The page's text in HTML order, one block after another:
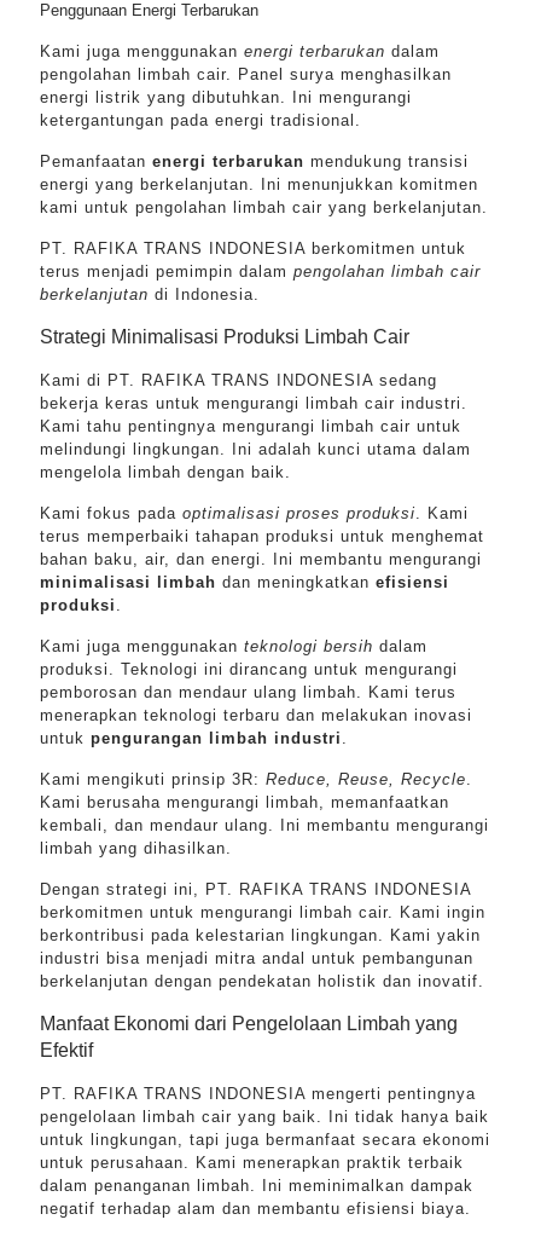
Penggunaan Energi Terbarukan
Kami juga menggunakan energi terbarukan dalam
pengolahan limbah cair. Panel surya menghasilkan
energi listrik yang dibutuhkan. Ini mengurangi
ketergantungan pada energi tradisional.
Pemanfaatan energi terbarukan mendukung transisi
energi yang berkelanjutan. Ini menunjukkan komitmen
kami untuk pengolahan limbah cair yang berkelanjutan.
PT. RAFIKA TRANS INDONESIA berkomitmen untuk
terus menjadi pemimpin dalam pengolahan limbah cair
berkelanjutan di Indonesia.
Strategi Minimalisasi Produksi Limbah Cair
Kami di PT. RAFIKA TRANS INDONESIA sedang
bekerja keras untuk mengurangi limbah cair industri.
Kami tahu pentingnya mengurangi limbah cair untuk
melindungi lingkungan. Ini adalah kunci utama dalam
mengelola limbah dengan baik.
Kami fokus pada optimalisasi proses produksi. Kami
terus memperbaiki tahapan produksi untuk menghemat
bahan baku, air, dan energi. Ini membantu mengurangi
minimalisasi limbah dan meningkatkan efisiensi
produksi .
Kami juga menggunakan teknologi bersih dalam
produksi. Teknologi ini dirancang untuk mengurangi
pemborosan dan mendaur ulang limbah. Kami terus
menerapkan teknologi terbaru dan melakukan inovasi
untuk pengurangan limbah industri .
Kami mengikuti prinsip 3R: Reduce, Reuse, Recycle.
Kami berusaha mengurangi limbah, memanfaatkan
kembali, dan mendaur ulang. Ini membantu mengurangi
limbah yang dihasilkan.
Dengan strategi ini, PT. RAFIKA TRANS INDONESIA
berkomitmen untuk mengurangi limbah cair. Kami ingin
berkontribusi pada kelestarian lingkungan. Kami yakin
industri bisa menjadi mitra andal untuk pembangunan
berkelanjutan dengan pendekatan holistik dan inovatif.
Manfaat Ekonomi dari Pengelolaan Limbah yang
Efektif
PT. RAFIKA TRANS INDONESIA mengerti pentingnya
pengelolaan limbah cair yang baik. Ini tidak hanya baik
untuk lingkungan, tapi juga bermanfaat secara ekonomi
untuk perusahaan. Kami menerapkan praktik terbaik
dalam penanganan limbah. Ini meminimalkan dampak
negatif terhadap alam dan membantu efisiensi biaya.